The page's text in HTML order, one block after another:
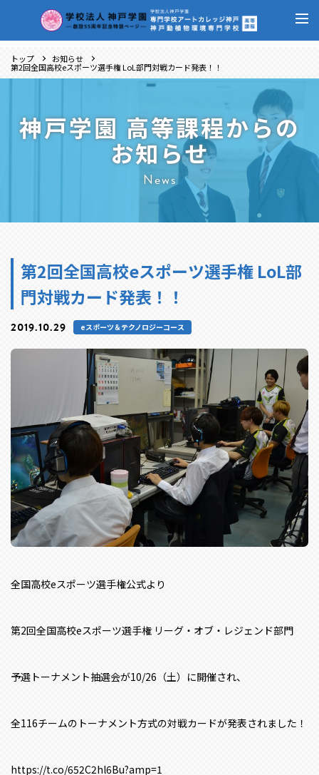
トップ お知らせ
第2回全国高校eスポーツ選手権 LoL部門対戦カード発表！！
神戸学園 高等課程からの
お知らせ
News
第2回全国高校eスポーツ選手権 LoL部
門対戦カード発表！！
2019.10.29 eスポーツ＆テクノロジーコース
全国高校eスポーツ選手権公式より
第2回全国高校eスポーツ選手権 リーグ・オブ・レジェンド部門
予選トーナメント抽選会が10/26（土）に開催され、
全116チームのトーナメント方式の対戦カードが発表されました！
https://t.co/652C2hl6Bu?amp=1